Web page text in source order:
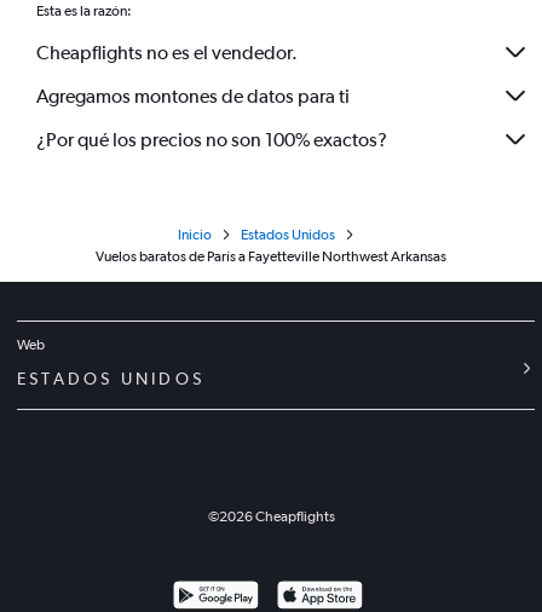
Esta es la razón:
Cheapflights no es el vendedor.
Agregamos montones de datos para ti
¿Por qué los precios no son 100% exactos?
Inicio
Estados Unidos
Vuelos baratos de París a Fayetteville Northwest Arkansas
Web
ESTADOS UNIDOS
©2026Cheapflights